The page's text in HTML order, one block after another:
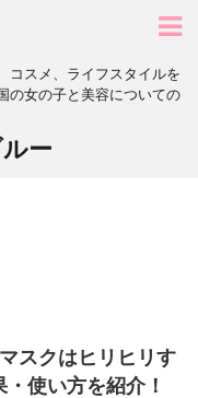
コスメ、ライフスタイルを
の女の子と美容についての
ー
スクはヒリヒリす
使い方を紹介！